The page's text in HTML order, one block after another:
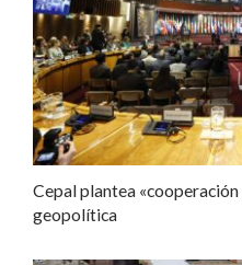
Cepal plantea
geopolítica